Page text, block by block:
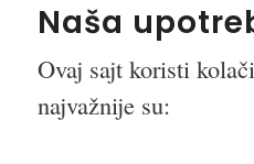
Naša
Ovaj sajt koristi
najvažnije su: